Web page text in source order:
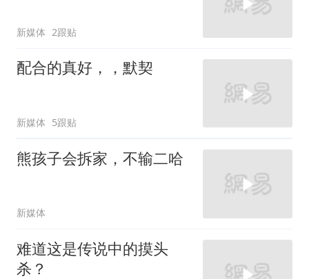
新媒体 2跟贴
配合的真好，，默契
新媒体 5跟贴
熊孩子会拆家，不输二哈
新媒体
难道这是传说中的摸头
杀？